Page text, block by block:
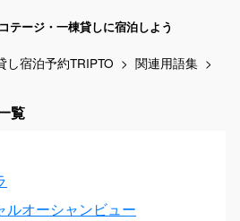
テージ・一棟貸しに宿泊しよう
し宿泊予約TRIPTO
関連用語集
覧
ルオーシャンビュー